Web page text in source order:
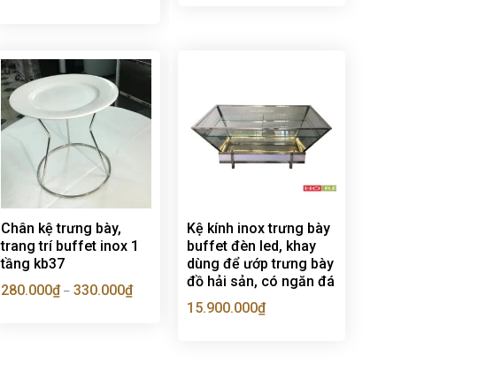
Chân kệ trưng bày,
trang trí buffet inox 1
tầng kb37
280.000₫–330.000₫
Kệ kính inox trưng bày
buffet đèn led, khay
dùng để ướp trưng bày
đồ hải sản, có ngăn đá
15.900.000₫